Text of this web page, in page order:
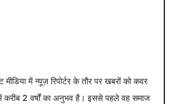
में न्यूज़ रिपोर्टर के तौर पर खबरों को कवर
करीब 2 वर्षों का अनुभव है। इससे पहले वह समाज